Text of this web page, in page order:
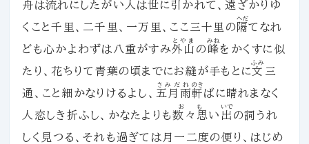
舟は流れにしたがい人は世に引かれて、遠ざかりゆ
くこと千里、二千里、一万里、ここ三十里の 隔
へだ
てなれ
ども心かよわずは八重がすみ外山
とやま
の 峰
みね
をかくすに似
たり、花ちりて青葉の頃までにお縫が手もとに文
ふみ
三
通、こと細かなりけるよし、 五月雨
さみだれ
軒
のき
ばに晴れまなく
人恋しき折ふし、かなたよりも数々思
おも
い 出
いで
の詞うれ
しく見つる、それも過ぎては月一二度の便り、はじめ